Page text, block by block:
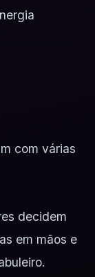
com várias
decidem
em mãos e